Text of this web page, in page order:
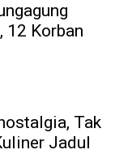
12 Korban
Tak
Jadul